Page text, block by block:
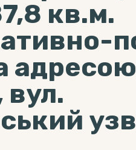
кв.м.
вул.